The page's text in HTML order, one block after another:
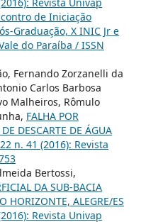
Revista Univap
de Iniciação
Graduação, X INIC Jr e
do Paraíba / ISSN
Fernando Zorzanelli da
Carlos Barbosa
Malheiros, Rômulo
FALHA POR
DESCARTE DE ÁGUA
n. 41 (2016): Revista
Bertossi,
DA SUB-BACIA
HORIZONTE, ALEGRE/ES
Revista Univap